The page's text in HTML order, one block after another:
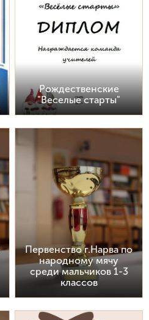
Рождественские
"Веселые старты"
Первенство г.Нарва по
народному мячу
среди мальчиков 1-3
классов